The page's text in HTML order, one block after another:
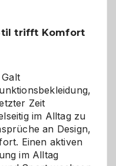
trifft Komfort
Zeit
im Alltag zu
an Design,
Einen aktiven
im Alltag